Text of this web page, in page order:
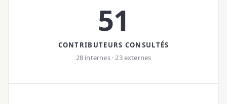
51
CONTRIBUTEURS CONSULTÉS
28 internes · 23 externes